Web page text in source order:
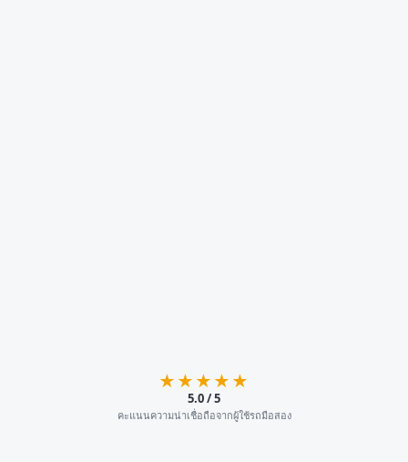
★★★★★
5.0 / 5
คะแนนความน่าเชื่อถือจากผู้ใช้รถมือสอง